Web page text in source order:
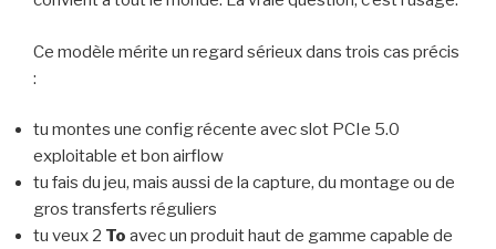
Ce modèle mérite un regard sérieux dans trois cas précis
:
tu montes une config récente avec slot PCIe 5.0
exploitable et bon airflow
tu fais du jeu, mais aussi de la capture, du montage ou de
gros transferts réguliers
tu veux 2 To avec un produit haut de gamme capable de